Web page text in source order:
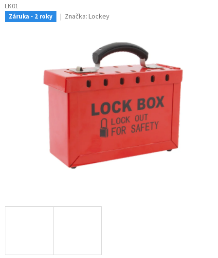
LK01
Záruka - 2 roky Značka: Lockey